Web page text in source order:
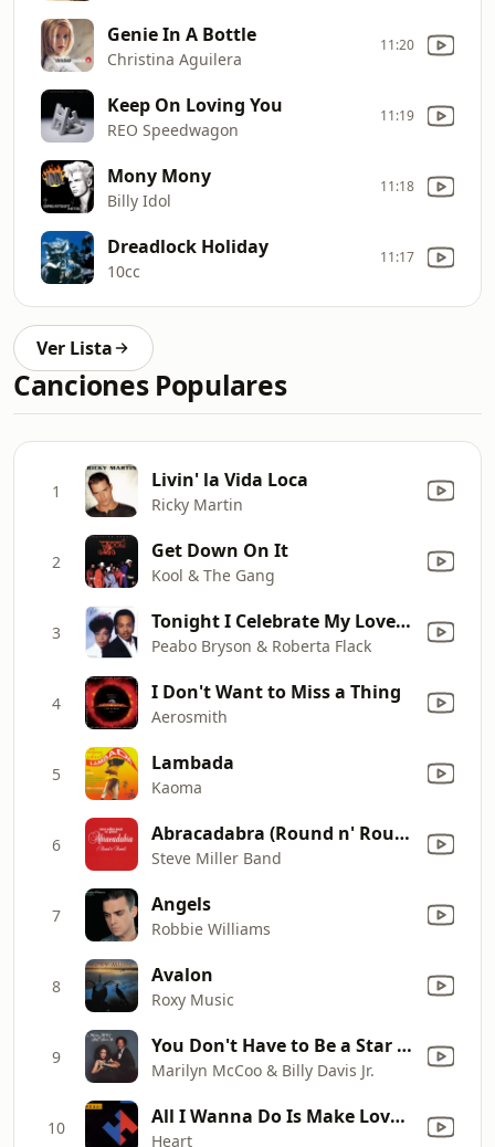
Genie In A Bottle
Christina Aguilera
11:20
Keep On Loving You
REO Speedwagon
11:19
Mony Mony
Billy Idol
11:18
Dreadlock Holiday
10cc
11:17
Ver Lista
Canciones Populares
1 Livin' la Vida Loca
Ricky Martin
2 Get Down On It
Kool & The Gang
3 Tonight I Celebrate My Love (feat. Roberta Flack)
Peabo Bryson & Roberta Flack
4 I Don't Want to Miss a Thing
Aerosmith
5 Lambada
Kaoma
6 Abracadabra (Round n' Round) [Radio Edit]
Steve Miller Band
7 Angels
Robbie Williams
8 Avalon
Roxy Music
9 You Don't Have to Be a Star (To Be In My Show)
Marilyn McCoo & Billy Davis Jr.
10 All I Wanna Do Is Make Love to You
Heart